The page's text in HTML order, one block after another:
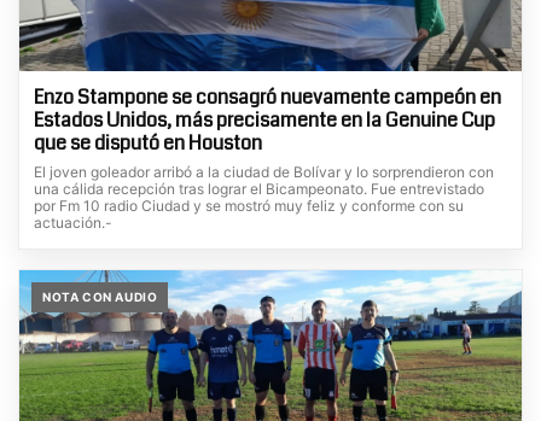
Enzo Stampone se consagró nuevamente campeón en
Estados Unidos, más precisamente en la Genuine Cup
que se disputó en Houston
El joven goleador arribó a la ciudad de Bolívar y lo sorprendieron con
una cálida recepción tras lograr el Bicampeonato. Fue entrevistado
por Fm 10 radio Ciudad y se mostró muy feliz y conforme con su
actuación.-
NOTA CON AUDIO